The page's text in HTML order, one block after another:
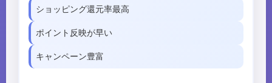
ショッピング還元率最高
ポイント反映が早い
キャンペーン豊富